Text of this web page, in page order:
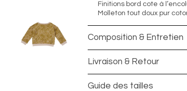
Finitions bord cote à
Molleton tout doux pur
Composition & Entretien
Livraison & Retour
Guide des tailles